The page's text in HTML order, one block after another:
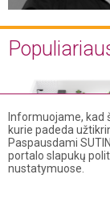
Informuojame, kad
kurie padeda
Paspausdami
portalo slapukų
nustatymuose.